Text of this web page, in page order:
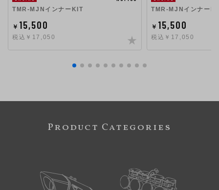
TMR-MJNインナーKIT
￥ 15,500
税込￥17,050
TMR-MJNインナー
￥ 15,500
税込￥17,050
Product Categories